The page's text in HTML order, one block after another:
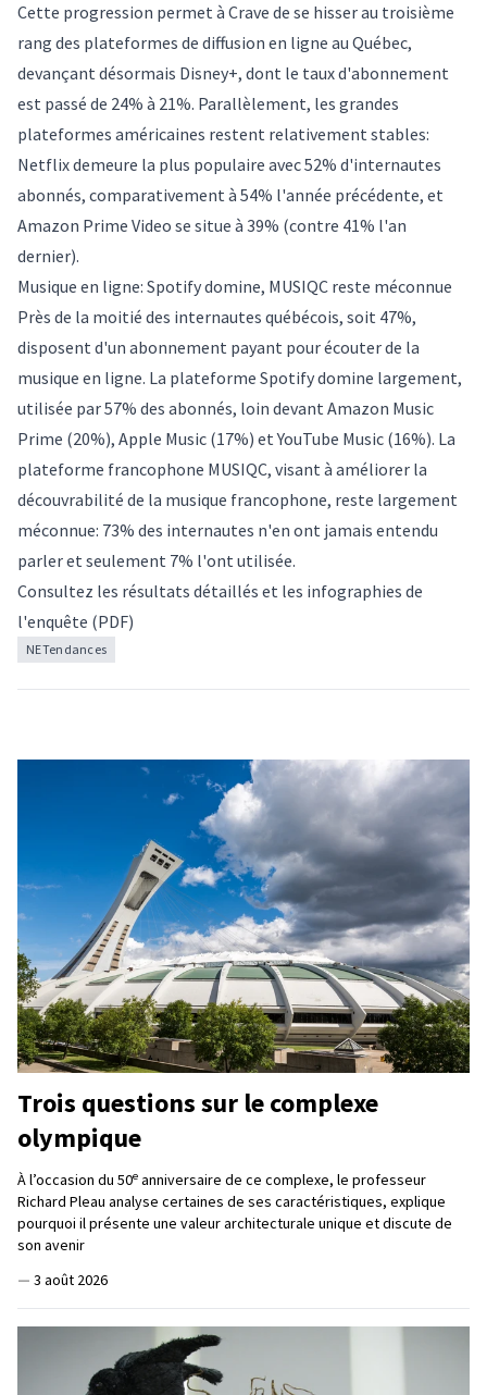
Cette progression permet à Crave de se hisser au troisième
rang des plateformes de diffusion en ligne au Québec,
devançant désormais Disney+, dont le taux d'abonnement
est passé de 24% à 21%. Parallèlement, les grandes
plateformes américaines restent relativement stables:
Netflix demeure la plus populaire avec 52% d'internautes
abonnés, comparativement à 54% l'année précédente, et
Amazon Prime Video se situe à 39% (contre 41% l'an
dernier).
Musique en ligne: Spotify domine, MUSIQC reste méconnue
Près de la moitié des internautes québécois, soit 47%,
disposent d'un abonnement payant pour écouter de la
musique en ligne. La plateforme Spotify domine largement,
utilisée par 57% des abonnés, loin devant Amazon Music
Prime (20%), Apple Music (17%) et YouTube Music (16%). La
plateforme francophone MUSIQC, visant à améliorer la
découvrabilité de la musique francophone, reste largement
méconnue: 73% des internautes n'en ont jamais entendu
parler et seulement 7% l'ont utilisée.
Consultez les résultats détaillés et les infographies de
l'enquête (PDF)
NETendances
Trois questions sur le complexe
olympique
À l’occasion du 50e anniversaire de ce complexe, le professeur
Richard Pleau analyse certaines de ses caractéristiques, explique
pourquoi il présente une valeur architecturale unique et discute de
son avenir
— 3 août 2026